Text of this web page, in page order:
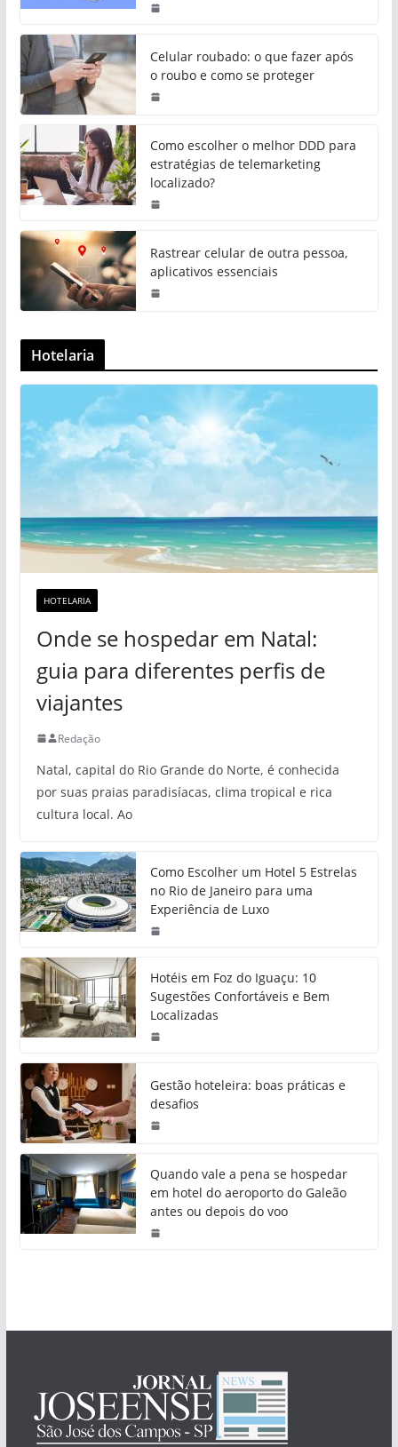
Celular roubado: o que fazer após
o roubo e como se proteger
Como escolher o melhor DDD para
estratégias de telemarketing
localizado?
Rastrear celular de outra pessoa,
aplicativos essenciais
Hotelaria
HOTELARIA
Onde se hospedar em Natal:
guia para diferentes perfis de
viajantes
Redação
Natal, capital do Rio Grande do Norte, é conhecida
por suas praias paradisíacas, clima tropical e rica
cultura local. Ao
Como Escolher um Hotel 5 Estrelas
no Rio de Janeiro para uma
Experiência de Luxo
Hotéis em Foz do Iguaçu: 10
Sugestões Confortáveis e Bem
Localizadas
Gestão hoteleira: boas práticas e
desafios
Quando vale a pena se hospedar
em hotel do aeroporto do Galeão
antes ou depois do voo